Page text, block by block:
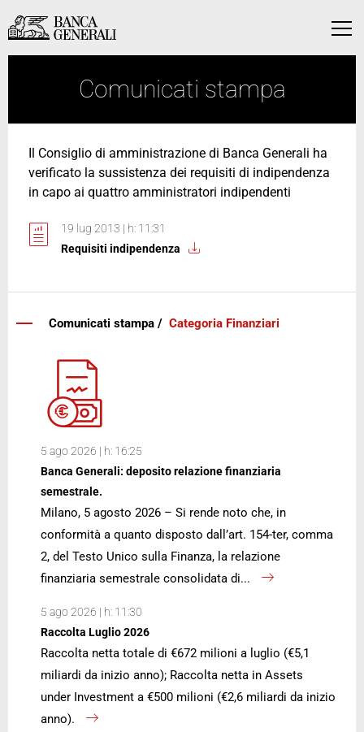
Vai al contenuto principale
Menu
Vai al contenuto principale
Comunicati stampa
Il Consiglio di amministrazione di Banca Generali ha
verificato la sussistenza dei requisiti di indipendenza
in capo ai quattro amministratori indipendenti
19 lug 2013 | h: 11:31
Requisiti indipendenza
Comunicati stampa / Categoria Finanziari
5 ago 2026 | h: 16:25
Banca Generali: deposito relazione finanziaria
semestrale.
Milano, 5 agosto 2026 – Si rende noto che, in
conformità a quanto disposto dall’art. 154-ter, comma
2, del Testo Unico sulla Finanza, la relazione
finanziaria semestrale consolidata di...
5 ago 2026 | h: 11:30
Raccolta Luglio 2026
Raccolta netta totale di €672 milioni a luglio (€5,1
miliardi da inizio anno); Raccolta netta in Assets
under Investment a €500 milioni (€2,6 miliardi da inizio
anno).